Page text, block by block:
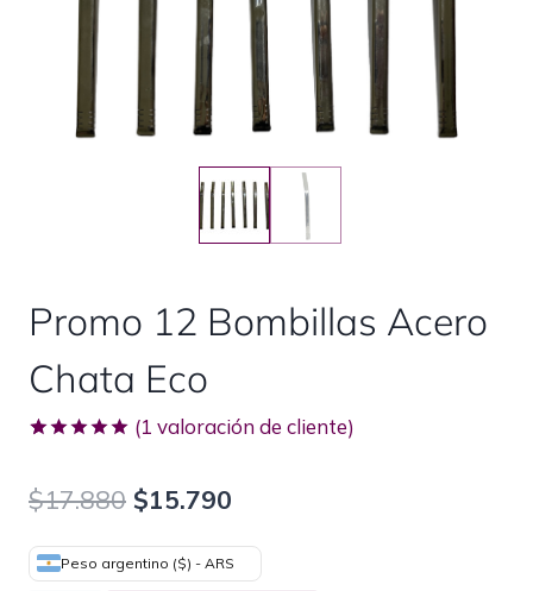
Promo 12 Bombillas Acero
Chata Eco
de 5 en
base a
de un
cliente
(1 valoración de cliente)
$17.880 $15.790
Peso argentino ($) - ARS